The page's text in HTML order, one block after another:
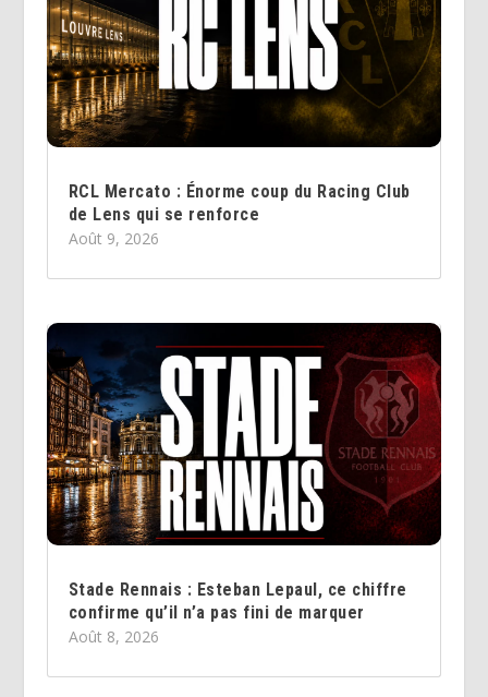
RCL Mercato : Énorme coup du Racing Club
de Lens qui se renforce
Août 9, 2026
Stade Rennais : Esteban Lepaul, ce chiffre
confirme qu’il n’a pas fini de marquer
Août 8, 2026